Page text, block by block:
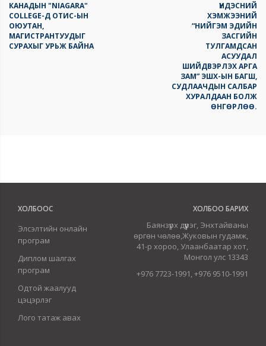
КАНАДЫН "NIAGARA"
COLLEGE-Д ОТИС-ЫН
ОЮУТАН,
МАГИСТРАНТУУДЫГ
СУРАХЫГ УРЬЖ БАЙНА
ҮНДЭСНИЙ
ХЭМЖЭЭНИЙ
“НИЙГЭМ ЭДИЙН
ЗАСГИЙН
ТУЛГАМДСАН
АСУУДАЛ
ШИЙДВЭРЛЭХ АРГА
ЗАМ” ЭШХ-ЫН БАГШ,
СУДЛААЧДЫН САЛБАР
ХУРАЛДААН БОЛЖ
ӨНГӨРЛӨӨ.
ХОЛБООС
Элсэлтийн онлайн
програм
Диплом шалгах
програм
Одтой жаалууд
цэцэрлэг
Лого татаж авах
ХОЛБОО БАРИХ
Баянзүрх дүүрэг, Энхтайваны
өргөн чөлөө,Жуковын гудамж,
41-р хороо, Улаанбаатар хот,
Монгол улс 13343
+976 7723-1991, +976 9510-1991